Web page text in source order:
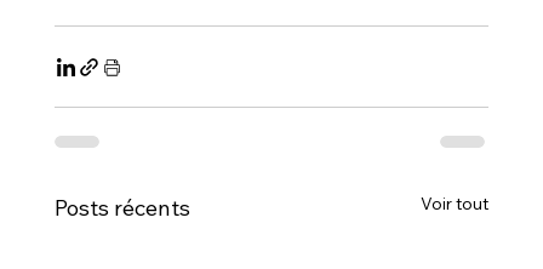
Posts récents Voir tout